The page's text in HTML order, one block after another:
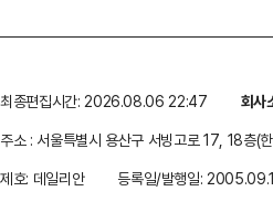
최종편집시간: 2026.08.06 22:47 회사
주소 : 서울특별시 용산구 서빙고로 17, 18층(
제호: 데일리안
등록일/발행일: